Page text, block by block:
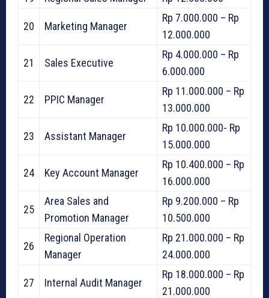
20 Marketing Manager
Rp 7.000.000 – Rp
12.000.000
21 Sales Executive
Rp 4.000.000 – Rp
6.000.000
22 PPIC Manager
Rp 11.000.000 – Rp
13.000.000
23 Assistant Manager
Rp 10.000.000- Rp
15.000.000
24 Key Account Manager
Rp 10.400.000 – Rp
16.000.000
25
Area Sales and
Promotion Manager
Rp 9.200.000 – Rp
10.500.000
26
Regional Operation
Manager
Rp 21.000.000 – Rp
24.000.000
27 Internal Audit Manager
Rp 18.000.000 – Rp
21.000.000